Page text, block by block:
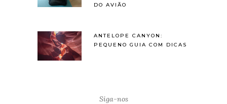
DO AVIÃO
ANTELOPE CANYON:
PEQUENO GUIA COM DICAS
Siga-nos